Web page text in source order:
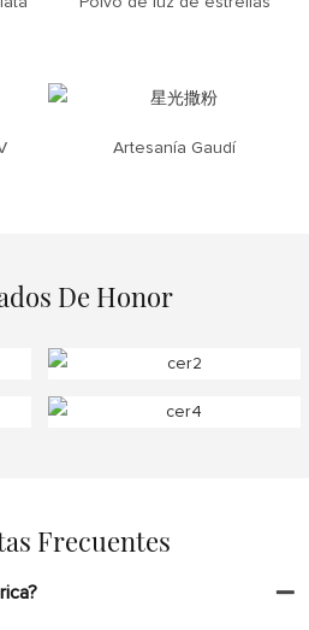
Artesanía Gaudí
De Honor
Frecuentes